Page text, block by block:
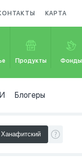
КАРТА
Продукты Фонды
Блогеры